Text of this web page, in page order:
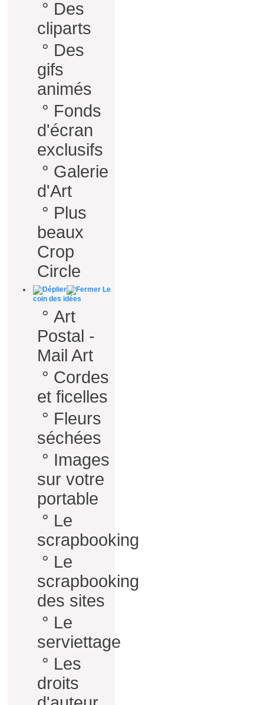
° Des
cliparts
° Des
gifs
animés
° Fonds
d'écran
exclusifs
° Galerie
d'Art
° Plus
beaux
Crop
Circle
Le
coin des idées
° Art
Postal -
Mail Art
° Cordes
et ficelles
° Fleurs
séchées
° Images
sur votre
portable
° Le
scrapbooking
° Le
scrapbooking
des sites
° Le
serviettage
° Les
droits